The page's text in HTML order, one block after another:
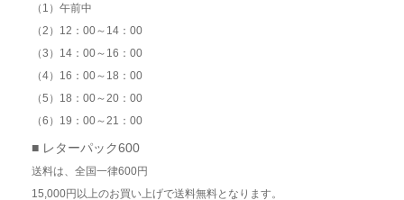
（1）午前中
（2）12：00～14：00
（3）14：00～16：00
（4）16：00～18：00
（5）18：00～20：00
（6）19：00～21：00
■ レターパック600
送料は、全国一律600円
15,000円以上のお買い上げで送料無料となります。